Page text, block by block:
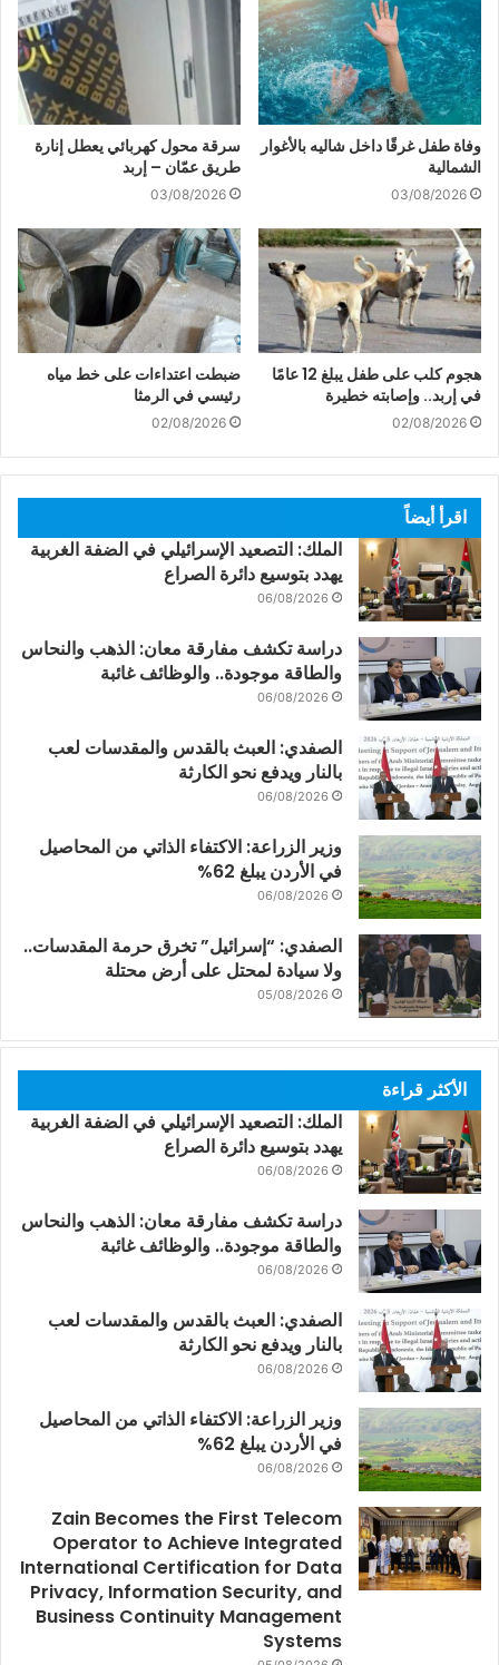
وفاة طفل غرقًا داخل شاليه بالأغوار
الشمالية
03/08/2026
سرقة محول كهربائي يعطل إنارة
طريق عمّان – إربد
03/08/2026
هجوم كلب على طفل يبلغ 12 عامًا
في إربد.. وإصابته خطيرة
02/08/2026
ضبطت اعتداءات على خط مياه
رئيسي في الرمثا
02/08/2026
اقرأ أيضاً
الملك: التصعيد الإسرائيلي في الضفة الغربية
يهدد بتوسيع دائرة الصراع
06/08/2026
دراسة تكشف مفارقة معان: الذهب والنحاس
والطاقة موجودة.. والوظائف غائبة
06/08/2026
الصفدي: العبث بالقدس والمقدسات لعب
بالنار ويدفع نحو الكارثة
06/08/2026
وزير الزراعة: الاكتفاء الذاتي من المحاصيل
في الأردن يبلغ 62%
06/08/2026
الصفدي: “إسرائيل” تخرق حرمة المقدسات..
ولا سيادة لمحتل على أرض محتلة
05/08/2026
الأكثر قراءة
الملك: التصعيد الإسرائيلي في الضفة الغربية
يهدد بتوسيع دائرة الصراع
06/08/2026
دراسة تكشف مفارقة معان: الذهب والنحاس
والطاقة موجودة.. والوظائف غائبة
06/08/2026
الصفدي: العبث بالقدس والمقدسات لعب
بالنار ويدفع نحو الكارثة
06/08/2026
وزير الزراعة: الاكتفاء الذاتي من المحاصيل
في الأردن يبلغ 62%
06/08/2026
Zain Becomes the First Telecom
Operator to Achieve Integrated
International Certification for Data
Privacy, Information Security, and
Business Continuity Management
Systems